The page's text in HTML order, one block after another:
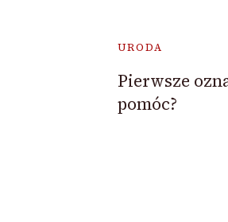
URODA
Pierwsze
pomóc?